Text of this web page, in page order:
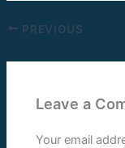
PREVIOUS
Leave a
Your email